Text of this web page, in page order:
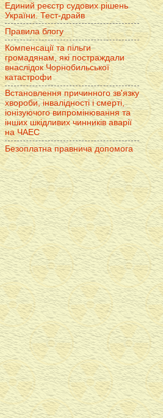
Единий реєстр судових рішень
України. Тест-драйв
Правила блогу
Компенсації та пільги
громадянам, які постраждали
внаслідок Чорнобильської
катастрофи
Встановлення причинного зв'язку
хвороби, інвалідності і смерті,
іонізуючого випромінювання та
інших шкідливих чинників аварії
на ЧАЕС
Безоплатна правнича допомога